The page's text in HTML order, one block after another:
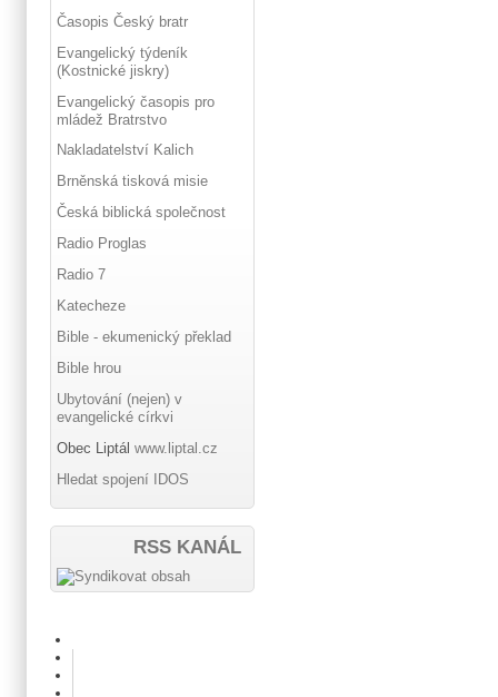
Časopis Český bratr
Evangelický týdeník
(Kostnické jiskry)
Evangelický časopis pro
mládež Bratrstvo
Nakladatelství Kalich
Brněnská tisková misie
Česká biblická společnost
Radio Proglas
Radio 7
Katecheze
Bible - ekumenický překlad
Bible hrou
Ubytování (nejen) v
evangelické církvi
Obec Liptál www.liptal.cz
Hledat spojení IDOS
RSS KANÁL